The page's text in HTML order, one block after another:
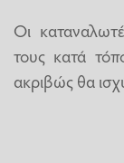
Οι
τους κατά
ακριβώς θα